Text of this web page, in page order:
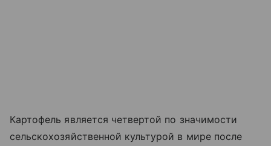
Картофель является четвертой по значимости
сельскохозяйственной культурой в мире после